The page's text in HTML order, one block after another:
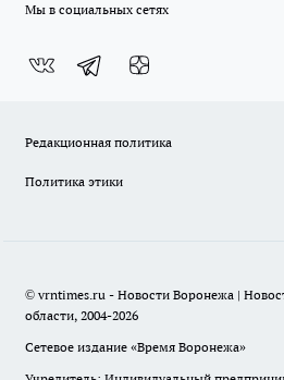
Мы в социальных сетях
Редакционная политика
Политика этики
© vrntimes.ru - Новости Воронежа |
области, 2004-2026
Сетевое издание «Время Воронежа»